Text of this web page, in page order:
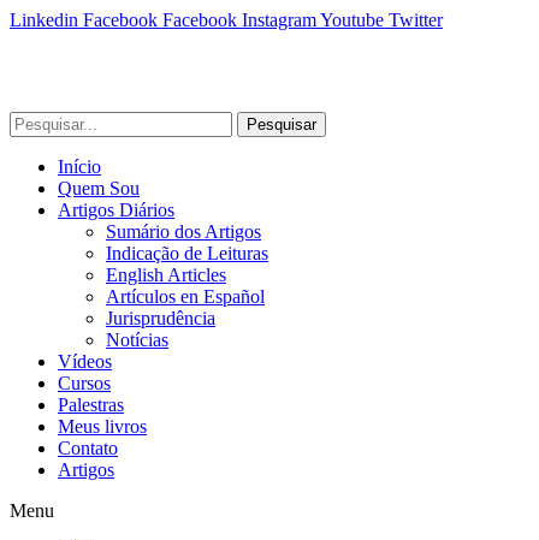
Linkedin Facebook Facebook InstagramYoutube Twitter
Pesquisar
Início
Quem Sou
Artigos Diários
Sumário dos Artigos
Indicação de Leituras
English Articles
Artículos en Español
Jurisprudência
Notícias
Vídeos
Cursos
Palestras
Meus livros
Contato
Artigos
Menu